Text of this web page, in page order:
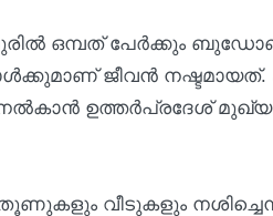
ഒമ്പത് പേര്‍ക്കും
ജീവന്‍
നല്‍കാന്‍ ഉത്തര്‍പ്രദേശ്
വീടുകളും